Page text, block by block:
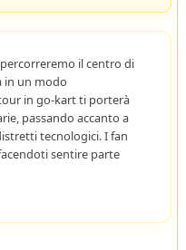
il centro di
in un modo
in go-kart ti porterà
passando accanto a
tecnologici. I fan
sentire parte